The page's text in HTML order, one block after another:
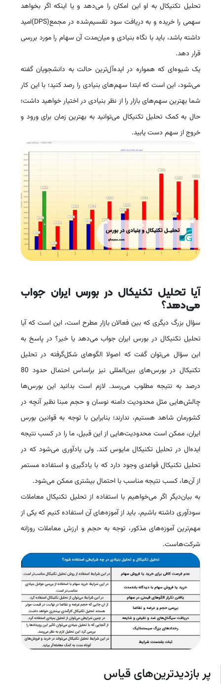
تحلیل تکنیکال به او این امکان را می‌دهد و یا اینکه اگر بخواهد
سهمی را خریده و به دریافت سود تقسیم‌شده در مجمع(DPS)‌امید
داشته باشد، باید با نگاه بنیادی و میان‌مدت آن سهام را مورد بررسی
قرار دهد.
یک شیوه‌ای که همواره در ایده‌آل‌ترین حالت به دانشجویان گفته
می‌شود، این است که ابتدا سهم‌های بنیادی را رصد کنید؛ با این کار
شما بهترین سهم‌های بازار را از نظر بنیادی در اختیار خواهید داشت؛
حال به کمک تحلیل تکنیکال می‌توانید به بهترین زمان برای ورود و
خروج از سهم دست یابید.
آیا تحلیل تکنیکال در بورس ایران جواب
می‌دهد؟
سؤال بزرگ دیگری که بین فعالان بازار مطرح است، این است که آیا
تحلیل تکنیکال در بورس ایران جواب می‌دهد یا خیر؟ در پاسخ به
این سؤال می‌توان گفت که اصولا الگوهای شکل‌گرفته در تحلیل
تکنیکال در بورس‌های بین‌المللی نیز براساس احتمال حدود 80
درصد به نتیجه مطلوب می‌رسد. لازم است بدانید این بورس‌ها
چالش‌هایی مثل محدودیت دامنه نوسان و حجم مبنا نظیر آنچه در
کشورمان شاهد هستیم، ندارند؛ بنابراین با توجه به قوانین بورس
ایران، ممکن است محدودیت‌هایی از این قبیل، ما را در کسب نتیجه
ایده‌ال در تحلیل تکنیکال مایوس کند. ولی یادآوری می‌شود که در
تحلیل تکنیکال قواعدی وجود دارد که با یادگیری و استفاده مستمر
از آن‌ها، کسب نتیجه مناسب با احتمال بیشتری ممکن می‌شود.
به بیان‌دیگر اگر می‌خواهیم با استفاده از تحلیل تکنیکال معاملات
سودآوری داشته باشیم، باید از آموزه‌های آن استفاده کنیم که یکی از
مهم‌ترین آموزه‌های مذکور، توجه به حجم و ارزش معاملات روزانه
شرکت‌هاست.
پر بازدیدترین‌های قیاس